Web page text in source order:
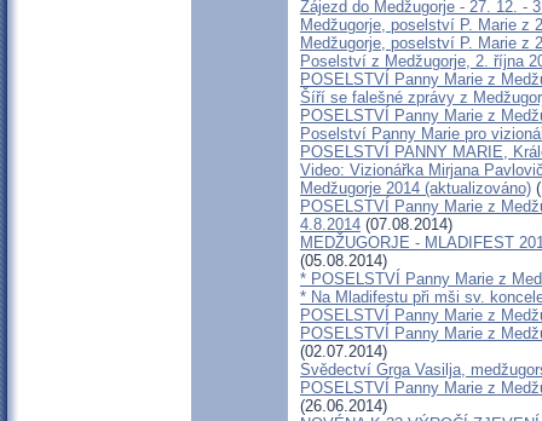
Zájezd do Medžugorje - 27. 12. -
Medžugorje, poselství P. Marie z
Medžugorje, poselství P. Marie z
Poselství z Medžugorje, 2. října
POSELSTVÍ Panny Marie z
Šíří se falešné zprávy z
POSELSTVÍ Panny Marie z
Poselství Panny Marie pro
POSELSTVÍ PANNY MARIE,
Video: Vizionářka Mirjana
Medžugorje 2014 (aktualizováno)
POSELSTVÍ Panny Marie z
4.8.2014 (07.08.2014)
MEDŽUGORJE - MLADIFEST
(05.08.2014)
* POSELSTVÍ Panny Marie z
* Na Mladifestu při mši sv.
POSELSTVÍ Panny Marie z
POSELSTVÍ Panny Marie z
(02.07.2014)
Svědectví Grga Vasilja,
POSELSTVÍ Panny Marie z
(26.06.2014)